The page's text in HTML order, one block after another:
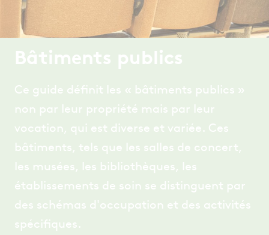
Bâtiments publics
Ce guide définit les « bâtiments publics »
non par leur propriété mais par leur
vocation, qui est diverse et variée. Ces
bâtiments, tels que les salles de concert,
les musées, les bibliothèques, les
établissements de soin se distinguent par
des schémas d'occupation et des activités
spécifiques.